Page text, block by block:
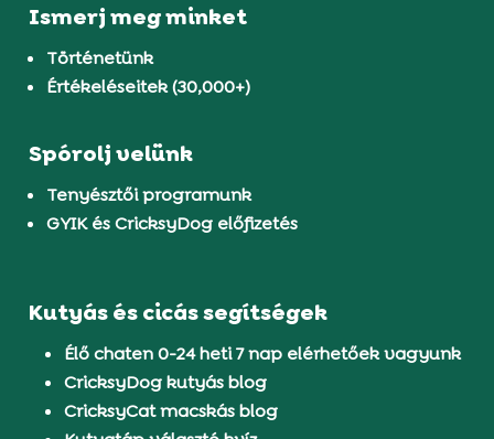
Ismerj meg minket
Történetünk
Értékeléseitek (30,000+)
Spórolj velünk
Tenyésztői programunk
GYIK és CricksyDog előfizetés
Kutyás és cicás segítségek
Élő chaten 0-24 heti 7 nap elérhetőek vagyunk
CricksyDog kutyás blog
CricksyCat macskás blog